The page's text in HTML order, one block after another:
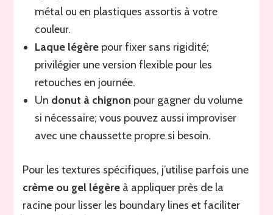
métal ou en plastiques assortis à votre
couleur.
Laque légère pour fixer sans rigidité;
privilégier une version flexible pour les
retouches en journée.
Un donut à chignon pour gagner du volume
si nécessaire; vous pouvez aussi improviser
avec une chaussette propre si besoin.
Pour les textures spécifiques, j’utilise parfois une
crème ou gel légère à appliquer près de la
racine pour lisser les boundary lines et faciliter